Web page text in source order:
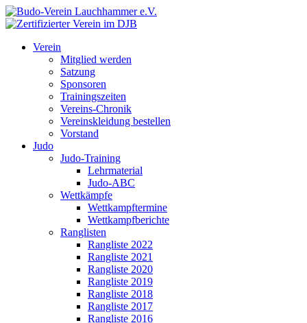
Verein
Mitglied werden
Satzung
Sponsoren
Trainingszeiten
Vereins-Chronik
Vereinskleidung bestellen
Vorstand
Judo
Judo-Training
Lehrmaterial
Judo-ABC
Wettkämpfe
Wettkampftermine
Wettkampfberichte
Ranglisten
Rangliste 2022
Rangliste 2021
Rangliste 2020
Rangliste 2019
Rangliste 2018
Rangliste 2017
Rangliste 2016